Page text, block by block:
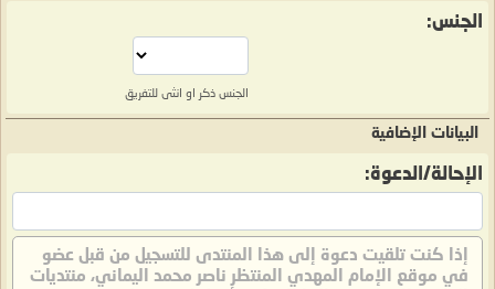
الجنس:
الجنس ذكر او انثى للتفريق
البيانات الإضافية
الإحالة/الدعوة:
إذا كنت تلقيت دعوة إلى هذا المنتدى للتسجيل من قبل عضو
في موقع الإمام المهدي المنتظر ناصر محمد اليماني، منتديات